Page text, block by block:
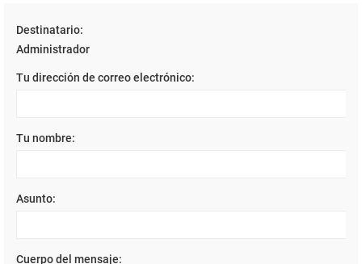
Destinatario:
Administrador
Tu dirección de correo electrónico:
Tu nombre:
Asunto:
Cuerpo del mensaje: